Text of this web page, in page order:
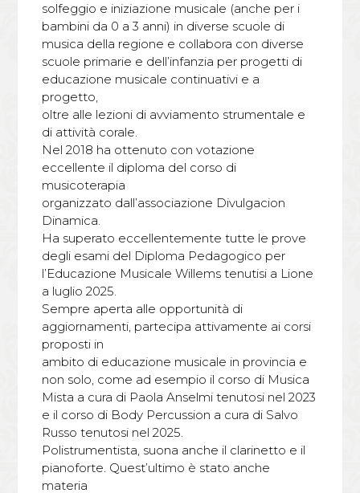
solfeggio e iniziazione musicale (anche per i
bambini da 0 a 3 anni) in diverse scuole di
musica della regione e collabora con diverse
scuole primarie e dell’infanzia per progetti di
educazione musicale continuativi e a
progetto,
oltre alle lezioni di avviamento strumentale e
di attività corale.
Nel 2018 ha ottenuto con votazione
eccellente il diploma del corso di
musicoterapia
organizzato dall’associazione Divulgacion
Dinamica.
Ha superato eccellentemente tutte le prove
degli esami del Diploma Pedagogico per
l’Educazione Musicale Willems tenutisi a Lione
a luglio 2025.
Sempre aperta alle opportunità di
aggiornamenti, partecipa attivamente ai corsi
proposti in
ambito di educazione musicale in provincia e
non solo, come ad esempio il corso di Musica
Mista a cura di Paola Anselmi tenutosi nel 2023
e il corso di Body Percussion a cura di Salvo
Russo tenutosi nel 2025.
Polistrumentista, suona anche il clarinetto e il
pianoforte. Quest’ultimo è stato anche
materia